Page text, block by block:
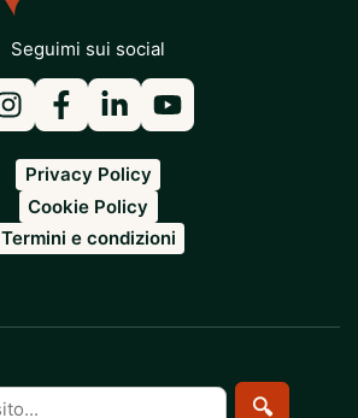
Seguimi sui social
Privacy Policy
Cookie Policy
Termini e condizioni
🔍